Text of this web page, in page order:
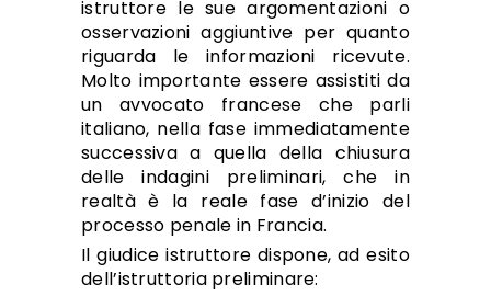
istruttore le sue argomentazioni o
osservazioni aggiuntive per quanto
riguarda le informazioni ricevute.
Molto importante essere assistiti da
un avvocato francese che parli
italiano, nella fase immediatamente
successiva a quella della chiusura
delle indagini preliminari, che in
realtà è la reale fase d’inizio del
processo penale in Francia.
Il giudice istruttore dispone, ad esito
dell’istruttoria preliminare: